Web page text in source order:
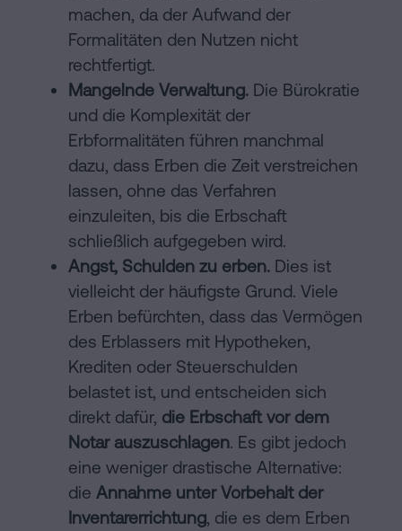
machen, da der Aufwand der
Formalitäten den Nutzen nicht
rechtfertigt.
Mangelnde Verwaltung. Die Bürokratie
und die Komplexität der
Erbformalitäten führen manchmal
dazu, dass Erben die Zeit verstreichen
lassen, ohne das Verfahren
einzuleiten, bis die Erbschaft
schließlich aufgegeben wird.
Angst, Schulden zu erben. Dies ist
vielleicht der häufigste Grund. Viele
Erben befürchten, dass das Vermögen
des Erblassers mit Hypotheken,
Krediten oder Steuerschulden
belastet ist, und entscheiden sich
direkt dafür, die Erbschaft vor dem
Notar auszuschlagen. Es gibt jedoch
eine weniger drastische Alternative:
die Annahme unter Vorbehalt der
Inventarerrichtung, die es dem Erben